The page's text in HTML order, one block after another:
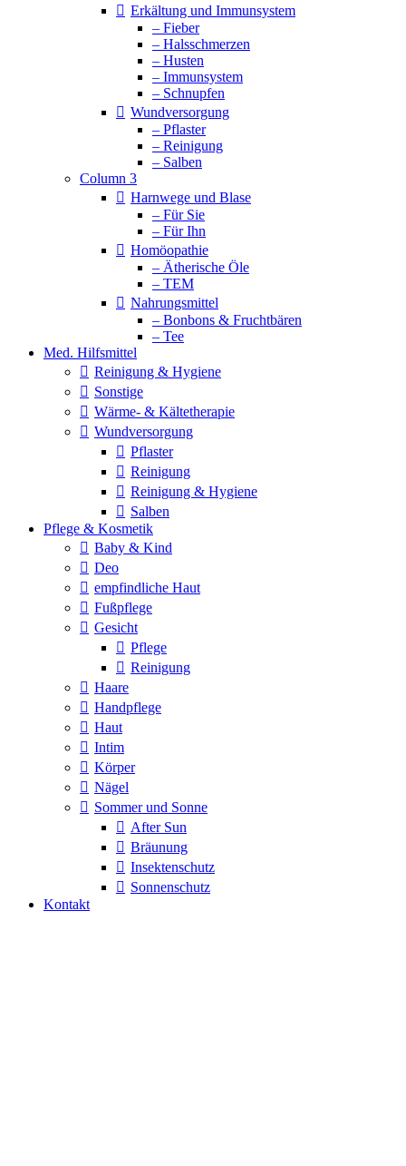
Erkältung und Immunsystem
– Fieber
– Halsschmerzen
– Husten
– Immunsystem
– Schnupfen
Wundversorgung
– Pflaster
– Reinigung
– Salben
Column 3
Harnwege und Blase
– Für Sie
– Für Ihn
Homöopathie
– Ätherische Öle
– TEM
Nahrungsmittel
– Bonbons & Fruchtbären
– Tee
Med. Hilfsmittel
Reinigung & Hygiene
Sonstige
Wärme- & Kältetherapie
Wundversorgung
Pflaster
Reinigung
Reinigung & Hygiene
Salben
Pflege & Kosmetik
Baby & Kind
Deo
empfindliche Haut
Fußpflege
Gesicht
Pflege
Reinigung
Haare
Handpflege
Haut
Intim
Körper
Nägel
Sommer und Sonne
After Sun
Bräunung
Insektenschutz
Sonnenschutz
Kontakt